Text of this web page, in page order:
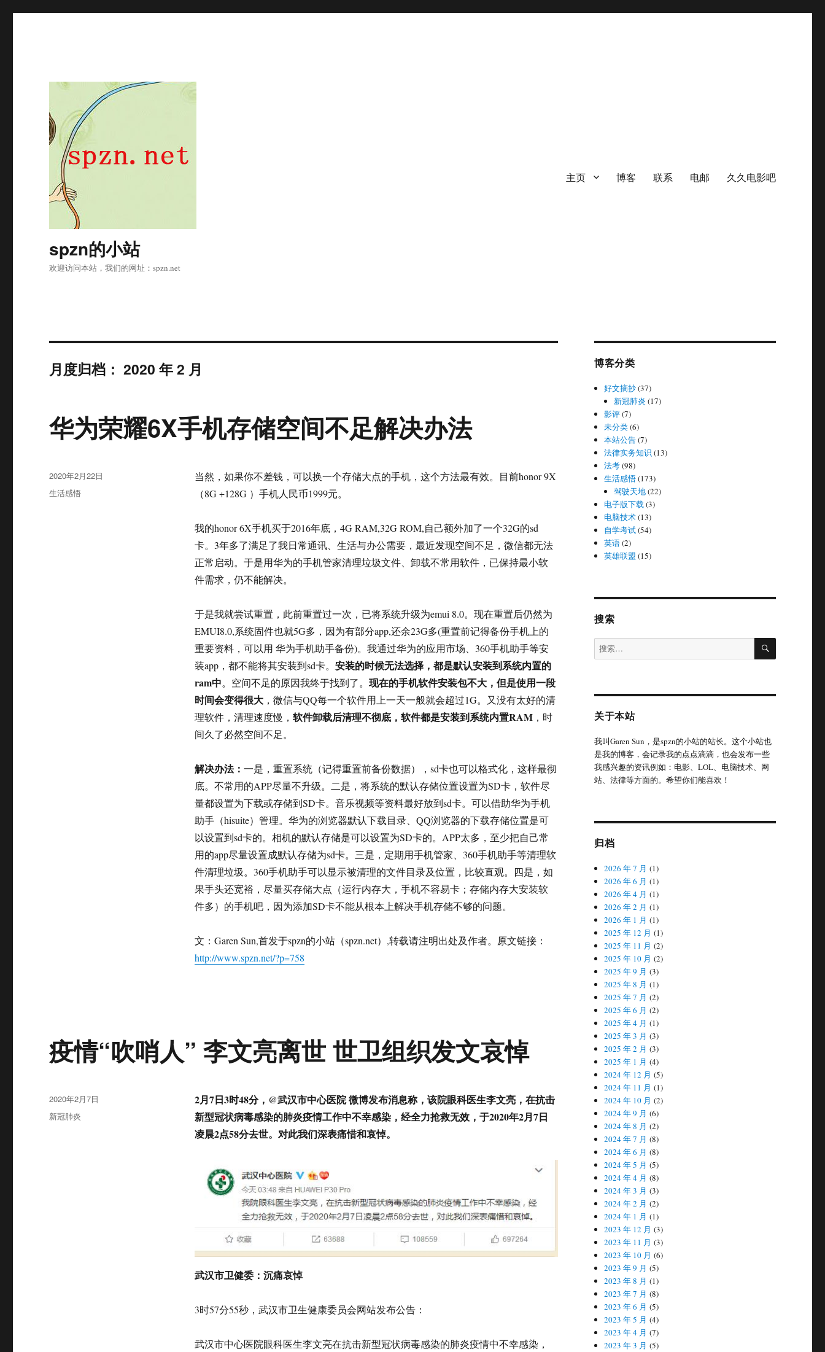
spzn的小站
欢迎访问本站，我们的网址：spzn.net
主页 博客 联系 电邮 久久电影吧
月度归档：2020 年 2 月
华为荣耀6X手机存储空间不足解决办法
当然，如果你不差钱，可以换一个存储大点的手机，这个方法最有效。目前honor 9X
（8G +128G ）手机人民币1999元。
我的honor 6X手机买于2016年底，4G RAM,32G ROM,自己额外加了一个32G的sd
卡。3年多了满足了我日常通讯、生活与办公需要，最近发现空间不足，微信都无法
正常启动。于是用华为的手机管家清理垃圾文件、卸载不常用软件，已保持最小软
件需求，仍不能解决。
于是我就尝试重置，此前重置过一次，已将系统升级为emui 8.0。现在重置后仍然为
EMUI8.0,系统固件也就5G多，因为有部分app,还余23G多(重置前记得备份手机上的
重要资料，可以用 华为手机助手备份)。我通过华为的应用市场、360手机助手等安
装app，都不能将其安装到sd卡。 安装的时候无法选择，都是默认安装到系统内置的
ram中。空间不足的原因我终于找到了。 现在的手机软件安装包不大，但是使用一段
时间会变得很大，微信与QQ每一个软件用上一天一般就会超过1G。又没有太好的清
理软件，清理速度慢， 软件卸载后清理不彻底，软件都是安装到系统内置RAM，时
间久了必然空间不足。
解决办法： 一是，重置系统（记得重置前备份数据），sd卡也可以格式化，这样最彻
底。不常用的APP尽量不升级。二是，将系统的默认存储位置设置为SD卡，软件尽
量都设置为下载或存储到SD卡。音乐视频等资料最好放到sd卡。可以借助华为手机
助手（hisuite）管理。华为的浏览器默认下载目录、QQ浏览器的下载存储位置是可
以设置到sd卡的。相机的默认存储是可以设置为SD卡的。APP太多，至少把自己常
用的app尽量设置成默认存储为sd卡。三是，定期用手机管家、360手机助手等清理软
件清理垃圾。360手机助手可以显示被清理的文件目录及位置，比较直观。四是，如
果手头还宽裕，尽量买存储大点（运行内存大，手机不容易卡；存储内存大安装软
件多）的手机吧，因为添加SD卡不能从根本上解决手机存储不够的问题。
文：Garen Sun,首发于spzn的小站（spzn.net）,转载请注明出处及作者。原文链接：
http://www.spzn.net/?p=758
发
布
于
2020年2月22日
分
生活感悟
疫情“吹哨人” 李文亮离世 世卫组织发文哀悼
2月7日3时48分，@武汉市中心医院 微博发布消息称，该院眼科医生李文亮，在抗击
新型冠状病毒感染的肺炎疫情工作中不幸感染，经全力抢救无效，于2020年2月7日
凌晨2点58分去世。对此我们深表痛惜和哀悼。
武汉市卫健委： 沉痛哀悼
3时57分55秒，武汉市卫生健康委员会网站发布公告：
武汉市中心医院眼科医生李文亮在抗击新型冠状病毒感染的肺炎疫情中不幸感染，
发
布
于
2020年2月7日
分
新冠肺炎
博客分类
好文摘抄(37)
新冠肺炎 (17)
影评(7)
未分类(6)
本站公告(7)
法律实务知识 (13)
法考(98)
生活感悟(173)
驾驶天地(22)
电子版下载(3)
电脑技术(13)
自学考试(54)
英语(2)
英雄联盟 (15)
搜索
搜
索：
搜
关于本站
我叫Garen Sun，是spzn的小站的站长。这个小站也
是我的博客，会记录我的点点滴滴，也会发布一些
我感兴趣的资讯例如：电影、LOL、电脑技术、网
站、法律等方面的。希望你们能喜欢！
归档
2026 年 7 月 (1)
2026 年 6 月 (1)
2026 年 4 月 (1)
2026 年 2 月 (1)
2026 年 1 月 (1)
2025 年 12 月 (1)
2025 年 11 月 (2)
2025 年 10 月 (2)
2025 年 9 月 (3)
2025 年 8 月 (1)
2025 年 7 月 (2)
2025 年 6 月 (2)
2025 年 4 月 (1)
2025 年 3 月 (3)
2025 年 2 月 (3)
2025 年 1 月 (4)
2024 年 12 月 (5)
2024 年 11 月 (1)
2024 年 10 月 (2)
2024 年 9 月 (6)
2024 年 8 月 (2)
2024 年 7 月 (8)
2024 年 6 月 (8)
2024 年 5 月 (5)
2024 年 4 月 (8)
2024 年 3 月 (3)
2024 年 2 月 (2)
2024 年 1 月 (1)
2023 年 12 月 (3)
2023 年 11 月 (3)
2023 年 10 月 (6)
2023 年 9 月 (5)
2023 年 8 月 (1)
2023 年 7 月 (8)
2023 年 6 月 (5)
2023 年 5 月 (4)
2023 年 4 月 (7)
2023 年 3 月 (5)